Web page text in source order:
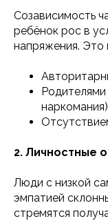
Созависимость
ребёнок рос в
напряжения. Это
Родителями
2. Личностные
Люди с низкой
эмпатией
стремятся